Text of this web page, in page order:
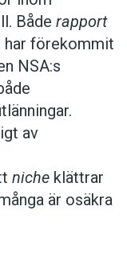
Både rapport
har förekommit
NSA:s
av
niche klättrar
är osäkra